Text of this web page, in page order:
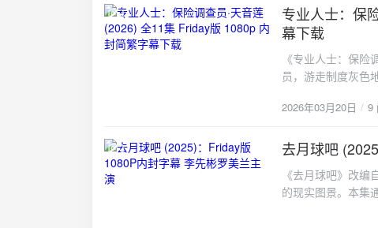
接抬走一个，镜头
全景声把心跳低音
起自己。💡 4K党
灯扫过，亮部不
局，雨点打在车顶
头那30秒“预告”被
OLED把黑位压到
为我家漏水。想
反差拉到极限，如
2026-03-20
专业人士：保
幕下载
《专业人士：保
员，游走制度灰色
到保险猎人：天音
医院、工厂、深山
里的猎犬：不被规则束缚的调
兴演技"——一秒化
镜头常常对准他微
2026年03月20日 9
2025-10-26
去月球吧
《去月球吧》改
的现实图景。本集